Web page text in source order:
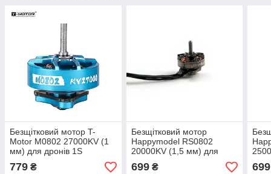
Безщітковий мотор T-
Motor M0802 27000KV (1
мм) для дронів 1S
779 ₴
Безщітковий мотор
Happymodel RS0802
20000KV (1,5 мм) для
дрона Mobula7 1S FPV
699₴ 699